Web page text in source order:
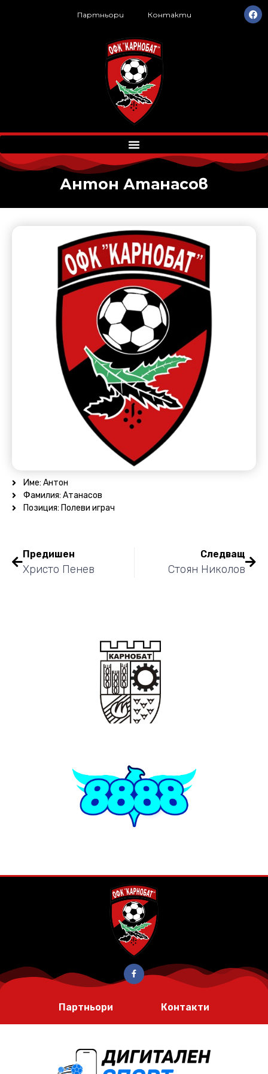
Партньори Контакти
Антон Атанасов
Име: Антон
Фамилия: Атанасов
Позиция: Полеви играч
Предишен
Христо Пенев
Следващ
Стоян Николов
Партньори Контакти